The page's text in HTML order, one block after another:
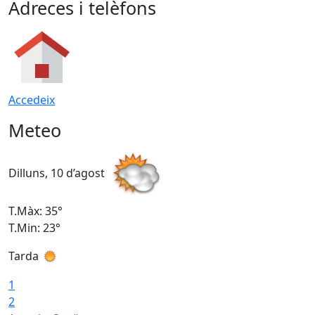
Adreces i telèfons
Accedeix
Meteo
Dilluns, 10 d’agost
T.Màx: 35°
T.Min: 23°
Tarda
1
2